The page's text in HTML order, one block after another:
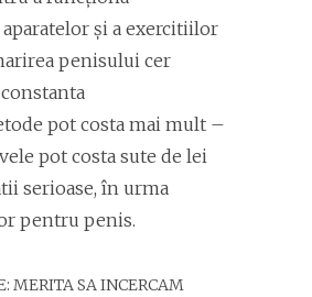
și a exercitiilor
penisului cer
pot costa mai mult –
pot costa sute de lei
serioase, în urma
pentru penis.
MERITA SA INCERCAM